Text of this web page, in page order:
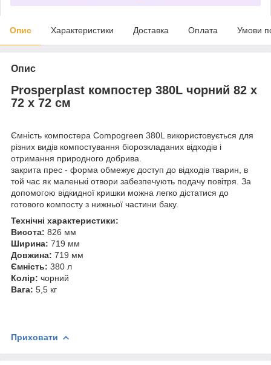
Опис Характеристики Доставка Оплата Умови
Опис
Prosperplast компостер 380L чорний 82 х
72 х 72 см
Ємність компостера Compogreen 380L використовується для
різних видів компостування біорозкладаних відходів і
отримання природного добрива.
закрита прес - форма обмежує доступ до відходів тварин, в
той час як маленькі отвори забезпечують подачу повітря. За
допомогою відкидної кришки можна легко дістатися до
готового компосту з нижньої частини баку.
Технічні характеристики:
Висота: 826 мм
Ширина: 719 мм
Довжина: 719 мм
Ємність: 380 л
Колір: чорний
Вага: 5,5 кг
Приховати